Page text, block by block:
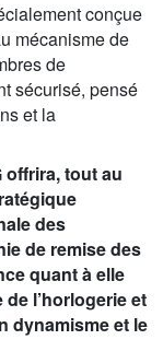
conçue
mécanisme de
de
sécurisé, pensé
et la
offrira, tout au
des
de remise des
quant à elle
l’horlogerie et
dynamisme et le